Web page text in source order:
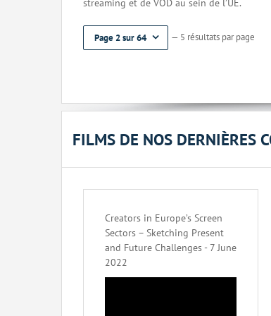
streaming et de VOD au sein de l’UE.
Page 2 sur 64 — 5 résultats par page
FILMS DE NOS DERNIÈRES
Creators in Europe’s Screen
Sectors – Sketching Present
and Future Challenges - 7 June
2022